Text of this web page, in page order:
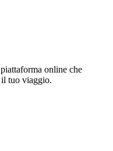
online che
tuo viaggio.